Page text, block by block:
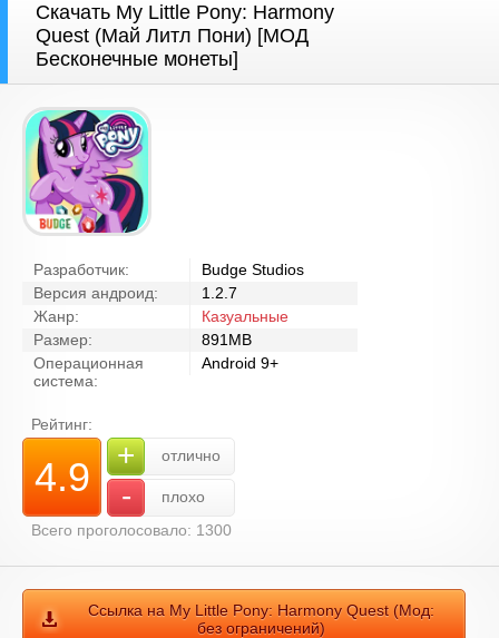
Скачать My Little Pony: Harmony
Quest (Май Литл Пони) [МОД
Бесконечные монеты]
Разработчик:
Budge Studios
Версия андроид:
1.2.7
Жанр:
Казуальные
Размер:
891MB
Операционная
система:
Android 9+
Рейтинг:
4.9 + отлично
-
плохо
Всего проголосовало: 1300
Ссылка на My Little Pony: Harmony Quest (Мод:
без ограничений)